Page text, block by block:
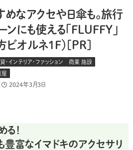
なアクセや日傘も。旅行
ンにも使える「FLUFFY」
ビオルネ1F）[PR]
・インテリア・ファッション 商業 施設
屋
2024年3月3日
！
豊富なイマドキのアクセサリ